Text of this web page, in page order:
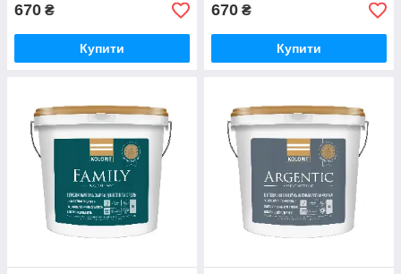
670 ₴
Купити
670 ₴
Купити